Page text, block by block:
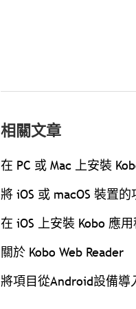
相關文章
在 PC 或 Mac 上安裝
將 iOS 或 macOS 裝置
在 iOS 上安裝 Kobo 應
關於 Kobo Web Reader
將項目從Android設備導